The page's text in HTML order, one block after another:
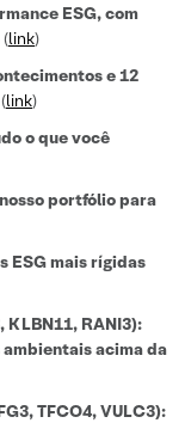
ESG, com
(link)
e 12
(link)
o que você
portfólio para
ESG mais rígidas
KLBN11, RANI3):
acima da
TFCO4, VULC3):